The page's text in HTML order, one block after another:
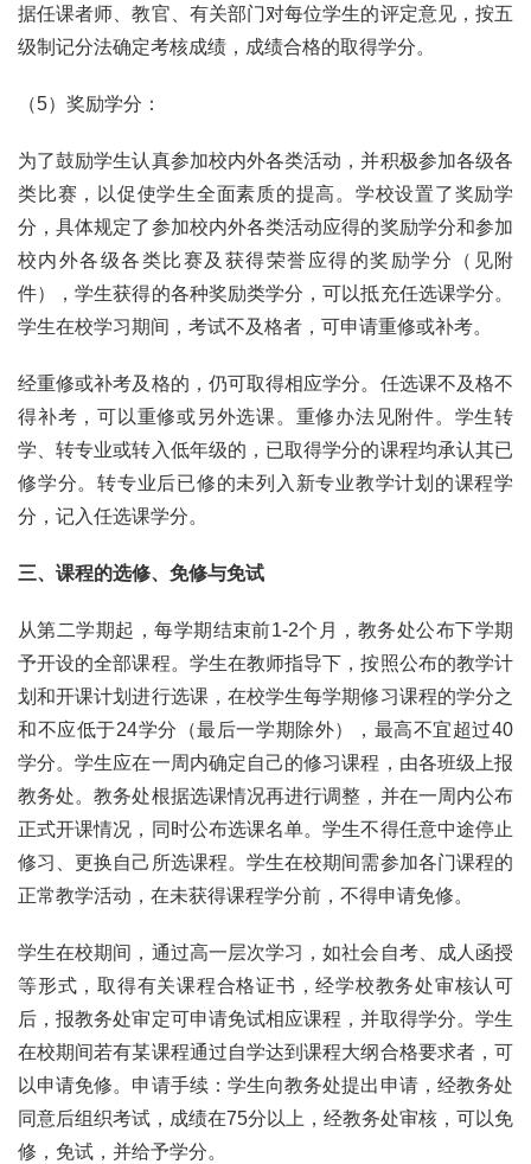
据任课者师、教官、有关部门对每位学生的评定意见，按五
级制记分法确定考核成绩，成绩合格的取得学分。
（5）奖励学分：
为了鼓励学生认真参加校内外各类活动，并积极参加各级各
类比赛，以促使学生全面素质的提高。学校设置了奖励学
分，具体规定了参加校内外各类活动应得的奖励学分和参加
校内外各级各类比赛及获得荣誉应得的奖励学分（见附
件），学生获得的各种奖励类学分，可以抵充任选课学分。
学生在校学习期间，考试不及格者，可申请重修或补考。
经重修或补考及格的，仍可取得相应学分。任选课不及格不
得补考，可以重修或另外选课。重修办法见附件。学生转
学、转专业或转入低年级的，已取得学分的课程均承认其已
修学分。转专业后已修的未列入新专业教学计划的课程学
分，记入任选课学分。
三、课程的选修、免修与免试
从第二学期起，每学期结束前1-2个月，教务处公布下学期
予开设的全部课程。学生在教师指导下，按照公布的教学计
划和开课计划进行选课，在校学生每学期修习课程的学分之
和不应低于24学分（最后一学期除外），最高不宜超过40
学分。学生应在一周内确定自己的修习课程，由各班级上报
教务处。教务处根据选课情况再进行调整，并在一周内公布
正式开课情况，同时公布选课名单。学生不得任意中途停止
修习、更换自己所选课程。学生在校期间需参加各门课程的
正常教学活动，在未获得课程学分前，不得申请免修。
学生在校期间，通过高一层次学习，如社会自考、成人函授
等形式，取得有关课程合格证书，经学校教务处审核认可
后，报教务处审定可申请免试相应课程，并取得学分。学生
在校期间若有某课程通过自学达到课程大纲合格要求者，可
以申请免修。申请手续：学生向教务处提出申请，经教务处
同意后组织考试，成绩在75分以上，经教务处审核，可以免
修，免试，并给予学分。